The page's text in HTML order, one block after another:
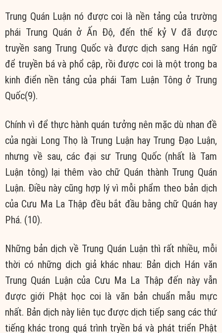
Trung Quán Luận nó được coi là nền tảng của trường
phái Trung Quán ở Ấn Độ, đến thế kỷ V đã được
truyền sang Trung Quốc và được dịch sang Hán ngữ
để truyền bá và phổ cập, rồi được coi là một trong ba
kinh điển nền tảng của phái Tam Luận Tông ở Trung
Quốc(9).
Chính vì để thực hành quán tưởng nên mặc dù nhan đề
của ngài Long Thọ là Trung Luận hay Trung Đạo Luận,
nhưng về sau, các đại sư Trung Quốc (nhất là Tam
Luận tông) lại thêm vào chữ Quán thành Trung Quán
Luận. Điều này cũng hợp lý vì mỗi phẩm theo bản dịch
của Cưu Ma La Thập đều bắt đầu bằng chữ Quán hay
Phá. (10).
Những bản dịch về Trung Quán Luận thì rất nhiều, mỗi
thời có những dịch giả khác nhau: Bản dịch Hán văn
Trung Quán Luận của Cưu Ma La Thập đến này vẫn
được giới Phật học coi là văn bản chuẩn mẫu mực
nhất. Bản dịch này liên tục được dịch tiếp sang các thứ
tiếng khác trong quá trình tryền bá và phát triển Phật